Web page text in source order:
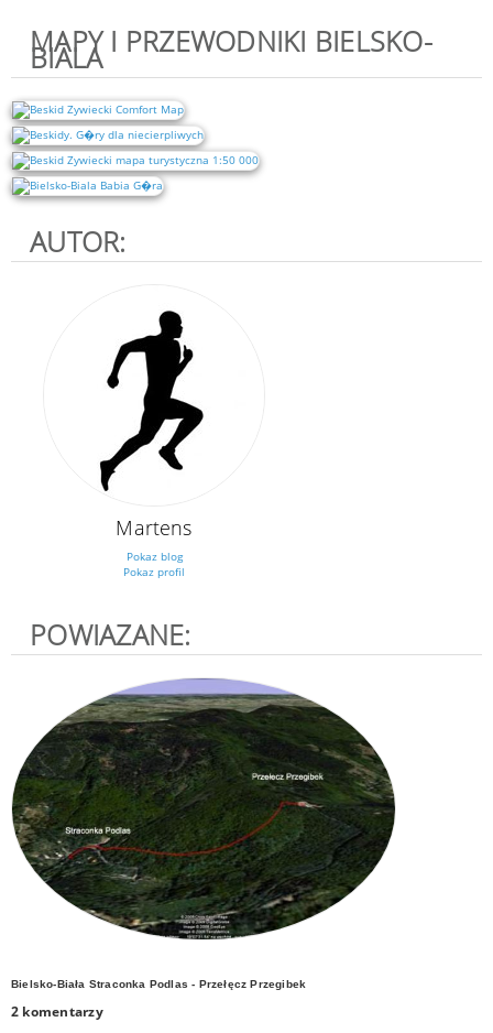
MAPY I PRZEWODNIKI BIELSKO-
BIALA
AUTOR:
Martens
Pokaz blog
Pokaz profil
POWIAZANE:
Bielsko-Biała Straconka Podlas - Przełęcz Przegibek
2 komentarzy